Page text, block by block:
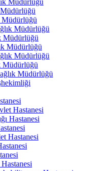
Müdürlüğü
Müdürlüğü
Müdürlüğü
Müdürlüğü
Müdürlüğü
Müdürlüğü
Müdürlüğü
Hastanesi
Hastanesi
Hastanesi